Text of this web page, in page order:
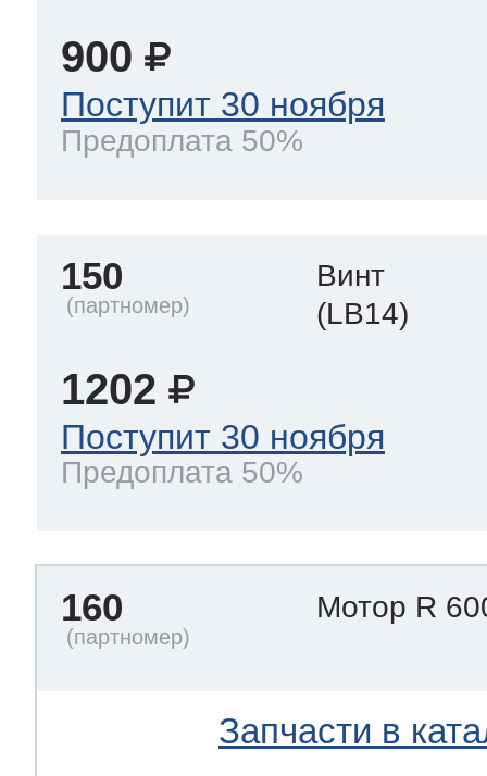
900
Поступит 30 ноября
Предоплата 50%
150
Винт
(LB14)
1202
Поступит 30 ноября
Предоплата 50%
160 Мотор R
Запчасти в